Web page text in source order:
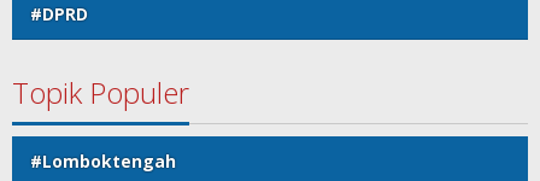
#DPRD
Topik Populer
#Lomboktengah